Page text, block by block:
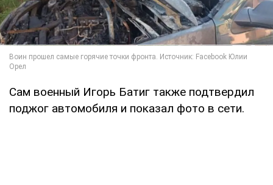
Сам военный Игорь Батиг также подтвердил
поджог автомобиля и показал фото в сети.